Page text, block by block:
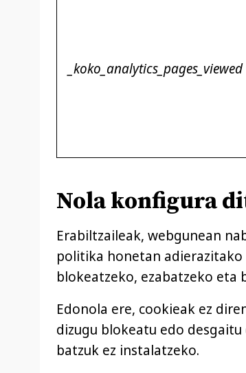
_koko_analytics_pages_viewed
Nola konfigura
Erabiltzaileak, webgunean
politika honetan
blokeatzeko, ezabatzeko eta
Edonola ere, cookieak ez
dizugu blokeatu edo
batzuk ez instalatzeko.